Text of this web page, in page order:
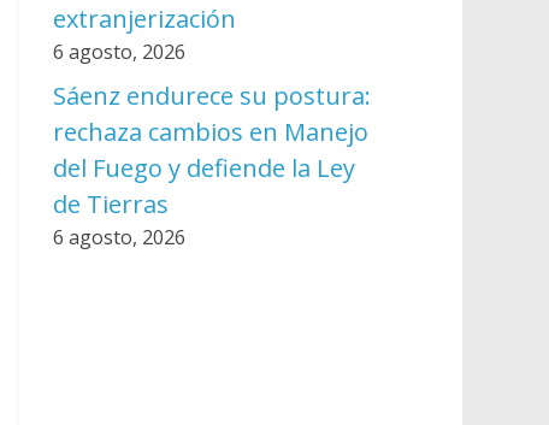
extranjerización
6 agosto, 2026
Sáenz endurece su postura:
rechaza cambios en Manejo
del Fuego y defiende la Ley
de Tierras
6 agosto, 2026